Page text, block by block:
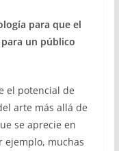
para que el
un público
el potencial de
arte más allá de
se aprecie en
ejemplo, muchas